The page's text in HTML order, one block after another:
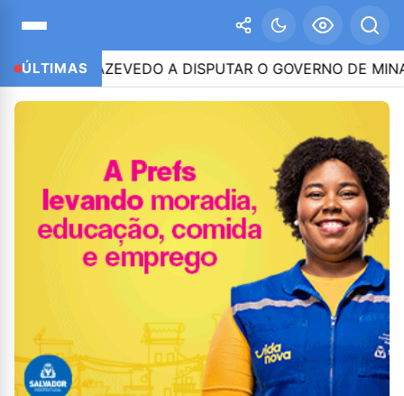
ÚLTIMASAZEVEDO A DISPUTAR O GOVERNO DE MINAS